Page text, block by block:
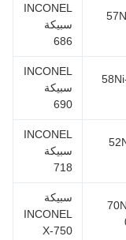
INCONEL
سبيكة
INCONEL
سبيكة
INCONEL
سبيكة
سبيكة
INCONEL
X-750